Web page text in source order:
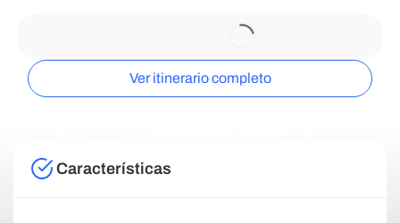
Ver itinerario completo
Características